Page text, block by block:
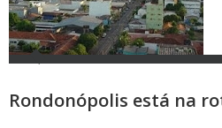
Rondonópolis está na